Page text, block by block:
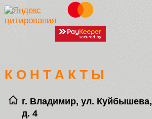
К О Н Т А К Т Ы
г. Владимир, ул. Куйбышева,
д. 4